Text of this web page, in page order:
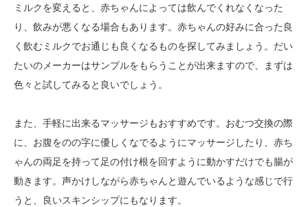
ミルクを変えると、赤ちゃんによっては飲んでくれなくなった
り、飲みが悪くなる場合もあります。赤ちゃんの好みに合った良
く飲むミルクでお通じも良くなるものを探してみましょう。だい
たいのメーカーはサンプルをもらうことが出来ますので、まずは
色々と試してみると良いでしょう。
また、手軽に出来るマッサージもおすすめです。おむつ交換の際
に、お腹をのの字に優しくなでるようにマッサージしたり、赤ち
ゃんの両足を持って足の付け根を回すように動かすだけでも腸が
動きます。声かけしながら赤ちゃんと遊んでいるような感じで行
うと、良いスキンシップにもなります。